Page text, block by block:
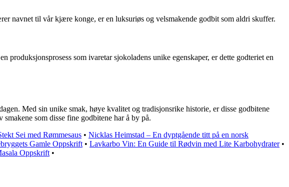
navnet til vår kjære konge, er en luksuriøs og velsmakende godbit som aldri skuffer.
som ivaretar sjokoladens unike egenskaper, er dette godteriet en
Med sin unike smak, høye kvalitet og tradisjonsrike historie, er disse godbitene
som disse fine godbitene har å by på.
Sei med Rømmesaus • Nicklas Heimstad – En dyptgående titt på en norsk
Gamle Oppskrift • Lavkarbo Vin: En Guide til Rødvin med Lite Karbohydrater•
Oppskrift •